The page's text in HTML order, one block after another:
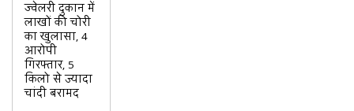
ज्वेलरी दुकान में
लाखों की चोरी
का खुलासा, 4
आरोपी
गिरफ्तार, 5
किलो से ज्यादा
चांदी बरामद